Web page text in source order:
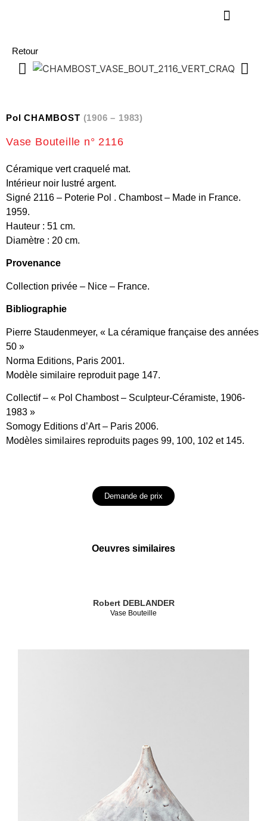
Retour
Pol CHAMBOST (1906 – 1983)
Vase Bouteille n° 2116
Céramique vert craquelé mat.
Intérieur noir lustré argent.
Signé 2116 – Poterie Pol . Chambost – Made in France.
1959.
Hauteur : 51 cm.
Diamètre : 20 cm.
Provenance
Collection privée – Nice – France.
Bibliographie
Pierre Staudenmeyer, « La céramique française des années
50 »
Norma Editions, Paris 2001.
Modèle similaire reproduit page 147.
Collectif – « Pol Chambost – Sculpteur-Céramiste, 1906-
1983 »
Somogy Editions d’Art – Paris 2006.
Modèles similaires reproduits pages 99, 100, 102 et 145.
Demande de prix
Oeuvres similaires
Robert DEBLANDER
Vase Bouteille